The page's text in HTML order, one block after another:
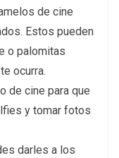
de cine
Estos pueden
o palomitas
ocurra.
de cine para que
y tomar fotos
darles a los